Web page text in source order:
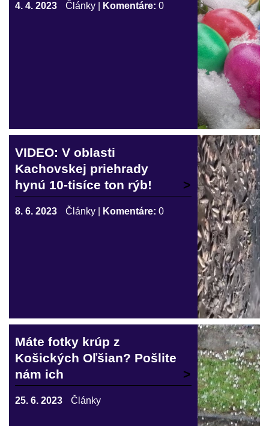
4. 4. 2023 Články Komentáre: 0
VIDEO: V oblasti
Kachovskej priehrady
hynú 10-tisíce ton rýb!
8. 6. 2023 Články Komentáre: 0
Máte fotky krúp z
Košických Oľšian? Pošlite
nám ich
25. 6. 2023 Články